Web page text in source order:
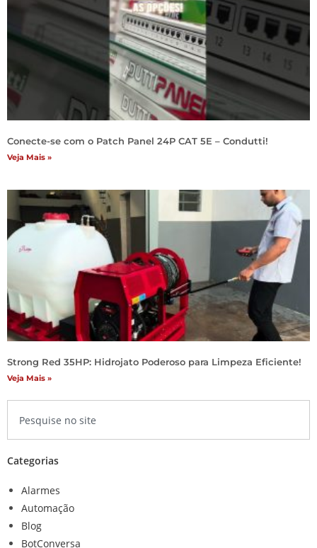
Conecte-se com o Patch Panel 24P CAT 5E – Condutti!
Veja Mais »
Strong Red 35HP: Hidrojato Poderoso para Limpeza Eficiente!
Veja Mais »
Categorias
Alarmes
Automação
Blog
BotConversa